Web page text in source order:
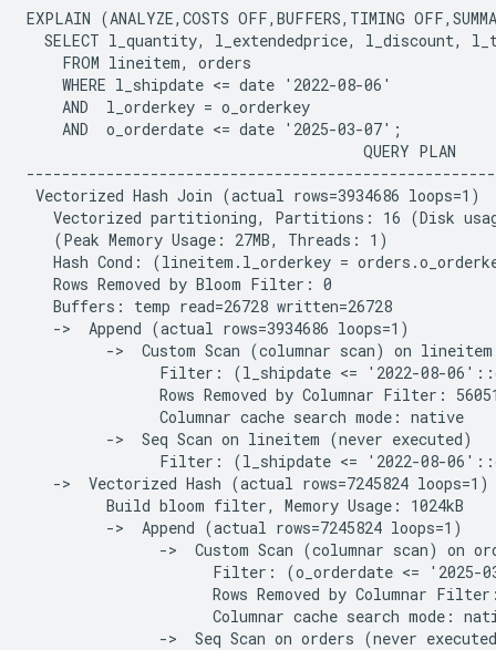
EXPLAIN (ANALYZE,COSTS OFF,BUFFERS,TIMING
SELECT l_quantity, l_extendedprice, l_discount,
    FROM lineitem, orders
    WHERE l_shipdate <= date '2022-08-06'
    AND  l_orderkey = o_orderkey
    AND  o_orderdate <= date '2025-03-07';
                                      QUERY PLAN
Vectorized Hash Join (actual rows=3934686 loops=1)
Vectorized partitioning, Partitions: 16 (Disk
   (Peak Memory Usage: 27MB, Threads: 1)
Hash Cond: (lineitem.l_orderkey =
   Rows Removed by Bloom Filter: 0
   Buffers: temp read=26728 written=26728
   ->  Append (actual rows=3934686 loops=1)
->  Custom Scan (columnar scan) on
Filter: (l_shipdate <= '2022-08-
Rows Removed by Columnar Filter:
               Columnar cache search mode: native
         ->  Seq Scan on lineitem (never executed)
Filter: (l_shipdate <= '2022-08-
   ->  Vectorized Hash (actual rows=7245824 loops=1)
         Build bloom filter, Memory Usage: 1024kB
         ->  Append (actual rows=7245824 loops=1)
->  Custom Scan (columnar scan) on
Filter: (o_orderdate <= '2025-
Rows Removed by Columnar
Columnar cache search mode:
->  Seq Scan on orders (never